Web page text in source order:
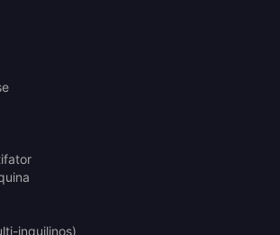
inquilinos)